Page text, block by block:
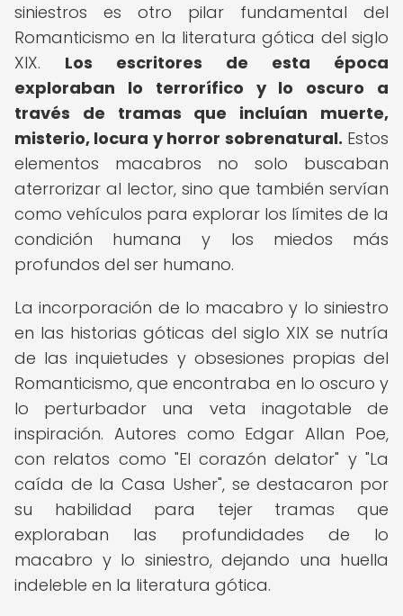
siniestros es otro pilar fundamental del
Romanticismo en la literatura gótica del siglo
XIX. Los escritores de esta época
exploraban lo terrorífico y lo oscuro a
través de tramas que incluían muerte,
misterio, locura y horror sobrenatural. Estos
elementos macabros no solo buscaban
aterrorizar al lector, sino que también servían
como vehículos para explorar los límites de la
condición humana y los miedos más
profundos del ser humano.
La incorporación de lo macabro y lo siniestro
en las historias góticas del siglo XIX se nutría
de las inquietudes y obsesiones propias del
Romanticismo, que encontraba en lo oscuro y
lo perturbador una veta inagotable de
inspiración. Autores como Edgar Allan Poe,
con relatos como "El corazón delator" y "La
caída de la Casa Usher", se destacaron por
su habilidad para tejer tramas que
exploraban las profundidades de lo
macabro y lo siniestro, dejando una huella
indeleble en la literatura gótica.